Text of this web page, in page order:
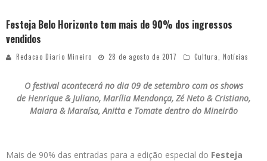
Festeja Belo Horizonte tem mais de 90% dos ingressos
vendidos
Redacao Diario Mineiro 28 de agosto de 2017 Cultura Notícias
O festival acontecerá no dia 09 de setembro com os shows
de Henrique & Juliano, Marília Mendonça, Zé Neto & Cristiano,
Maiara & Maraísa, Anitta e Tomate dentro do Mineirão
Mais de 90% das entradas para a edição especial do Festeja